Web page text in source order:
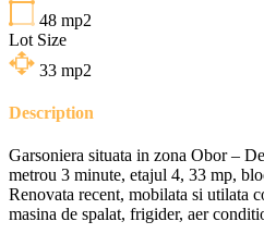
48 mp2
Lot Size
33 mp2
Description
Garsoniera situata in zona Obor –
metrou 3 minute, etajul 4, 33 mp,
Renovata recent, mobilata si utilata
masina de spalat, frigider, aer